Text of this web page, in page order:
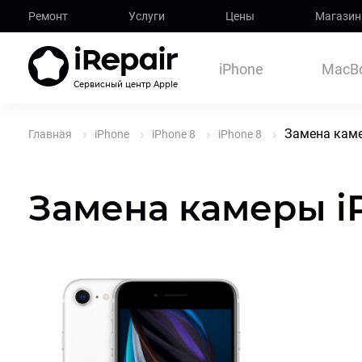
Ремонт Услуги Цены Магазин
Сервисный центр Apple
iPhone
Главная iPhone iPhone 8 iPhone 8 Замена
Замена камеры